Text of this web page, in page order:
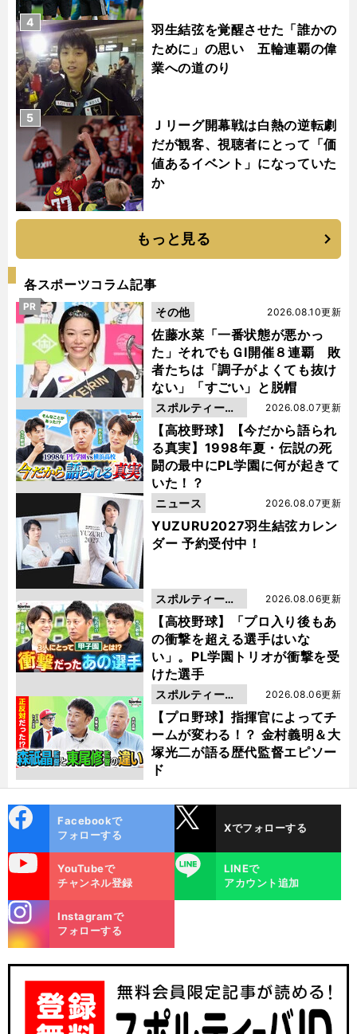
羽生結弦を覚醒させた「誰かの
ために」の思い 五輪連覇の偉
業への道のり
4
Ｊリーグ開幕戦は白熱の逆転劇
だが観客、視聴者にとって「価
値あるイベント」になっていた
か
5
もっと見る
各スポーツコラム記事
佐藤水菜「一番状態が悪かっ
た」それでもＧⅠ開催８連覇 敗
者たちは「調子がよくても抜け
ない」「すごい」と脱帽
2026.08.10更新
その他
PR
【高校野球】【今だから語られ
る真実】1998年夏・伝説の死
闘の最中にPL学園に何が起きて
いた！？
2026.08.07更新
スポルティーバ
動画
YUZURU2027羽生結弦カレン
ダー 予約受付中！
2026.08.07更新
ニュース
【高校野球】「プロ入り後もあ
の衝撃を超える選手はいな
い」。PL学園トリオが衝撃を受
けた選手
2026.08.06更新
スポルティーバ
動画
【プロ野球】指揮官によってチ
ームが変わる！？ 金村義明＆大
塚光二が語る歴代監督エピソー
ド
2026.08.06更新
スポルティーバ
動画
ok
Facebookで
フォローする
Xでフォローする
YouTubeで
チャンネル登録
LINE
LINEで
アカウント追加
m
Instagramで
フォローする